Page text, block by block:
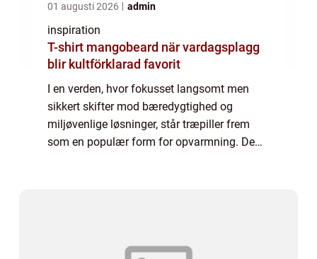
01 augusti 2026 admin
inspiration
T-shirt mangobeard när vardagsplagg
blir kultförklarad favorit
I en verden, hvor fokusset langsomt men
sikkert skifter mod bæredygtighed og
miljøvenlige løsninger, står træpiller frem
som en populær form for opvarmning. De